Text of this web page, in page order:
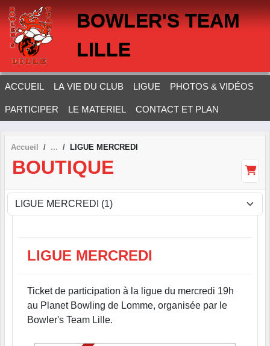
BOWLER'S TEAM
LILLE
ACCUEIL LA VIE DU CLUB LIGUE PHOTOS & VIDÉOS
PARTICIPER LE MATERIEL CONTACT ET PLAN
Accueil LIGUE MERCREDI
BOUTIQUE
LIGUE MERCREDI
Ticket de participation à la ligue du mercredi 19h
au Planet Bowling de Lomme, organisée par le
Bowler's Team Lille.
Panneau de gestion des cookies